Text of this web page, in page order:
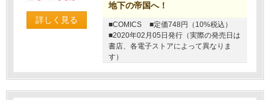
詳しく見る
地下の帝国へ！
■COMICS
■定価748円（10%税込）
■2020年02月05日発行（実際の発売日は
書店、各電子ストアによって異なりま
す）